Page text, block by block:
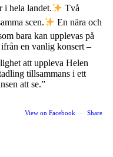
i hela landet.
Två
scen.
En nära och
bara kan upplevas på
en vanlig konsert –
att uppleva Helen
tillsammans i ett
att se.”
View on Facebook · Share